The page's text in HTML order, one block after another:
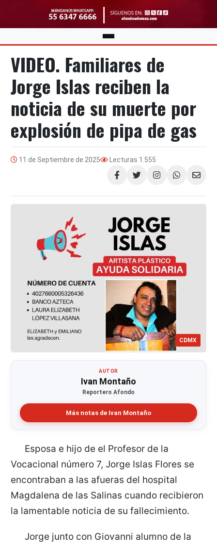
VIDEO. Familiares de
Jorge Islas reciben la
noticia de su muerte por
explosión de pipa de gas
11 de Septiembre de 2025 Lecturas 1.555
Compartir
CDMX
AUTOR
Ivan Montaño
Reportero Afondo
Más notas de Ivan Montaño
Esposa e hijo de el Profesor de la
Vocacional número 7, Jorge Islas Flores se
encontraban a las afueras del hospital
Magdalena de las Salinas cuando recibieron
la lamentable noticia de su fallecimiento.
Jorge junto con Giovanni alumno de la